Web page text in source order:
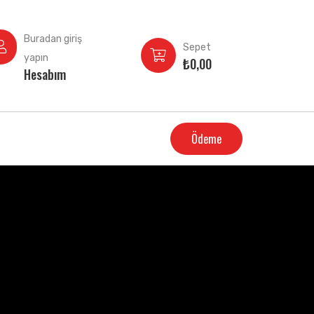
Buradan giriş
yapın
Hesabım
Sepet
₺0,00
Ödeme